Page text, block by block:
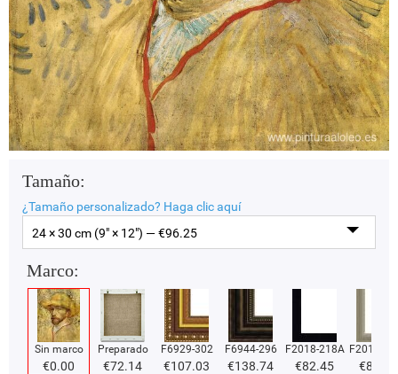
Tamaño:
¿Tamaño personalizado? Haga clic aquí
24 × 30 cm (9" × 12") — €96.25
Marco:
Sin marco
€0.00
Preparado
€72.14
F6929-302
€107.03
F6944-296
€138.74
F2018-218A
€82.45
F2018-
€82.45